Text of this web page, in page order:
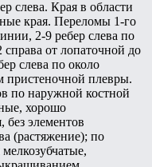
слева. Края в области
края. Переломы 1-го
2-9 ребер слева по
от лопаточной до
слева по около
пристеночной плевры.
по наружной костной
хорошо
без элементов
(растяжение); по